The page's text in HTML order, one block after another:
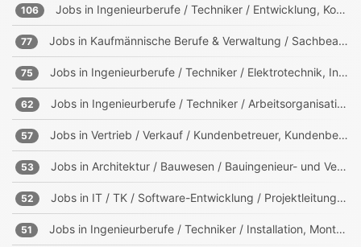
106 Jobs in Ingenieurberufe / Techniker / Entwicklung, Konstruktion, Produktmanagement
77 Jobs in Kaufmännische Berufe & Verwaltung / Sachbearbeitung und Verwaltung
75 Jobs in Ingenieurberufe / Techniker / Elektrotechnik, Informationstechnik, Mechatronik
62 Jobs in Ingenieurberufe / Techniker / Arbeitsorganisation, Prozessorganisation
57 Jobs in Vertrieb / Verkauf / Kundenbetreuer, Kundenberater
53 Jobs in Architektur / Bauwesen / Bauingenieur- und Vermessungswesen
52 Jobs in IT / TK / Software-Entwicklung / Projektleitung, -management
51 Jobs in Ingenieurberufe / Techniker / Installation, Montage, Wartung